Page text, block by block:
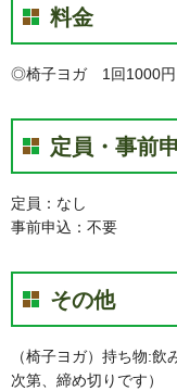
料金
◎椅子ヨガ 1回1000
定員・事前
定員：なし
事前申込：不要
その他
（椅子ヨガ）持ち物:
次第、締め切りです）